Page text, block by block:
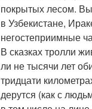
покрытых лесом.
в Узбекистане,
негостеприимные
В сказках тролли
ли не тысячи лет
тридцати
дерутся (как с